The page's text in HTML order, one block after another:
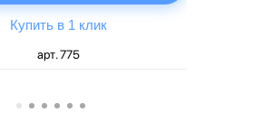
Купить в 1 клик
арт. 775